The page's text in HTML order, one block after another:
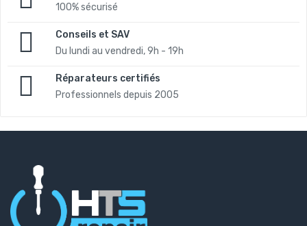
100% sécurisé
Conseils et SAV
Du lundi au vendredi, 9h - 19h
Réparateurs certifiés
Professionnels depuis 2005